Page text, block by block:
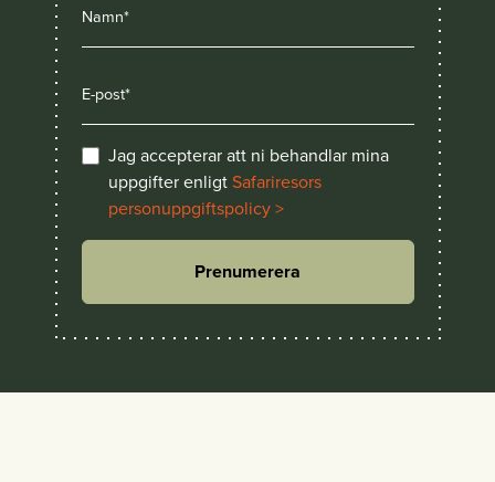
Jag accepterar att ni behandlar mina
uppgifter enligtSafariresors
personuppgiftspolicy >
Prenumerera